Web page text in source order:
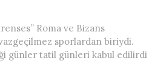
Roma ve Bizans
sporlardan biriydi.
günler tatil günleri kabul edilirdi